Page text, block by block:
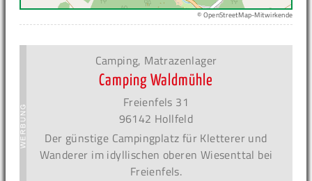
© OpenStreetMap-Mitwirkende
Camping, Matrazenlager
Camping Waldmühle
Freienfels 31
96142 Hollfeld
Der günstige Campingplatz für Kletterer und
Wanderer im idyllischen oberen Wiesenttal bei
Freienfels.